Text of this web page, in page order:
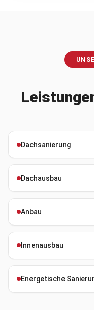
Dachsanierung
Dachausbau
Anbau
Innenausbau
Energetische